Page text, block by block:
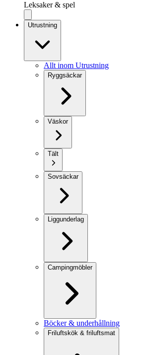
Leksaker & spel
Utrustning
Allt inom Utrustning
Ryggsäckar
Väskor
Tält
Sovsäckar
Liggunderlag
Campingmöbler
Böcker & underhållning
Friluftskök & friluftsmat